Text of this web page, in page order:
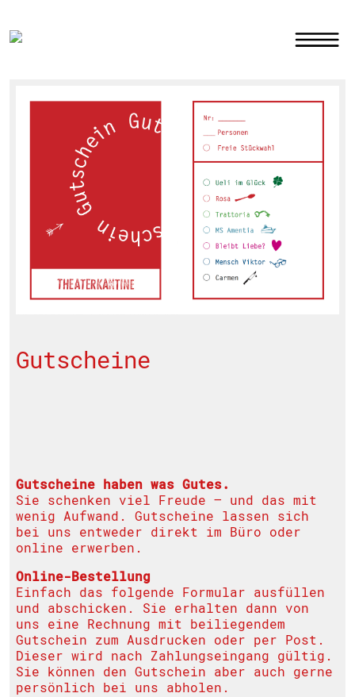
Gutscheine
Gutscheine haben was Gutes.
Sie schenken viel Freude – und das mit
wenig Aufwand. Gutscheine lassen sich
bei uns entweder direkt im Büro oder
online erwerben.
Online-Bestellung
Einfach das folgende Formular ausfüllen
und abschicken. Sie erhalten dann von
uns eine Rechnung mit beiliegendem
Gutschein zum Ausdrucken oder per Post.
Dieser wird nach Zahlungseingang gültig.
Sie können den Gutschein aber auch gerne
persönlich bei uns abholen.